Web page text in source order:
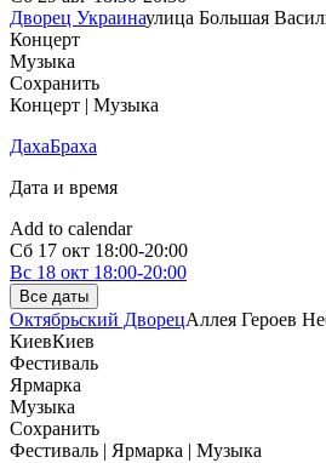
Дворец Украинаулица Большая
Концерт
Музыка
Сохранить
Концерт | Музыка
ДахаБраха
Дата и время
Add to calendar
Сб 17 окт 18:00-20:00
Вс 18 окт 18:00-20:00
Все даты
Октябрьский ДворецАллея Героев
КиевКиев
Фестиваль
Ярмарка
Музыка
Сохранить
Фестиваль | Ярмарка | Музыка